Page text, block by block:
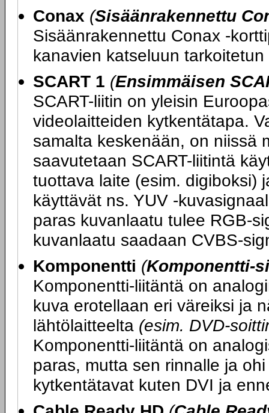
Conax (Sisäänrakennettu
Sisäänrakennettu Conax -
kanavien katseluun
SCART 1 (Ensimmäisen
SCART-liitin on yleisin
videolaitteiden kytkentätapa.
samalta keskenään, on niissä
saavutetaan SCART-liitintä
tuottava laite (esim. digiboksi)
käyttävät ns. YUV -
paras kuvanlaatu tulee RGB-
kuvanlaatu saadaan CVBS-
Komponentti (Komponentti-
Komponentti-liitäntä on
kuva erotellaan eri väreiksi ja
lähtölaitteelta (esim. DVD-
Komponentti-liitäntä on
paras, mutta sen rinnalle ja
kytkentätavat kuten DVI ja